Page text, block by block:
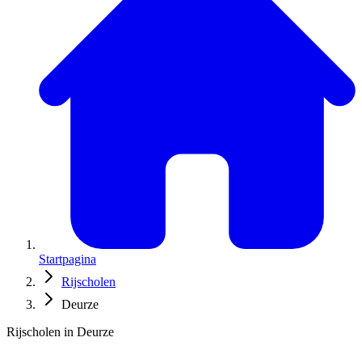
Startpagina
Rijscholen
Deurze
Rijscholen in Deurze